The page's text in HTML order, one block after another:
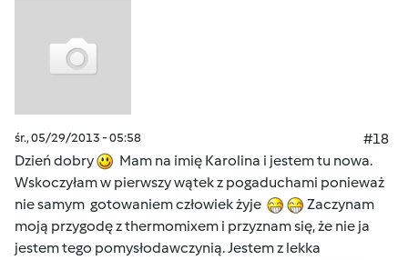
śr., 05/29/2013 - 05:58
#18
Dzień dobry
Mam na imię Karolina i jestem tu nowa.
Wskoczyłam w pierwszy wątek z pogaduchami ponieważ
nie samym gotowaniem człowiek żyje
Zaczynam
moją przygodę z thermomixem i przyznam się, że nie ja
jestem tego pomysłodawczynią. Jestem z lekka